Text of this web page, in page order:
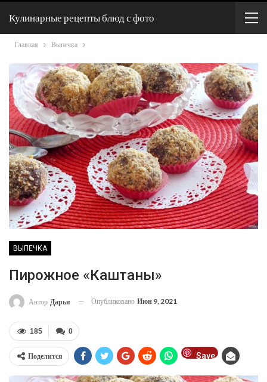
Кулинарные рецепты блюд с фото
Главная Выпечка
ВЫПЕЧКА
Пирожное «Каштаны»
Автор Дарья Опубликовано Июн 9, 2021
0
185
Поделится Save